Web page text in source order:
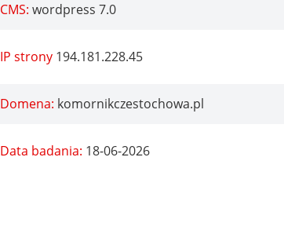
CMS: wordpress 7.0
IP strony 194.181.228.45
Domena: komornikczestochowa.pl
Data badania: 18-06-2026